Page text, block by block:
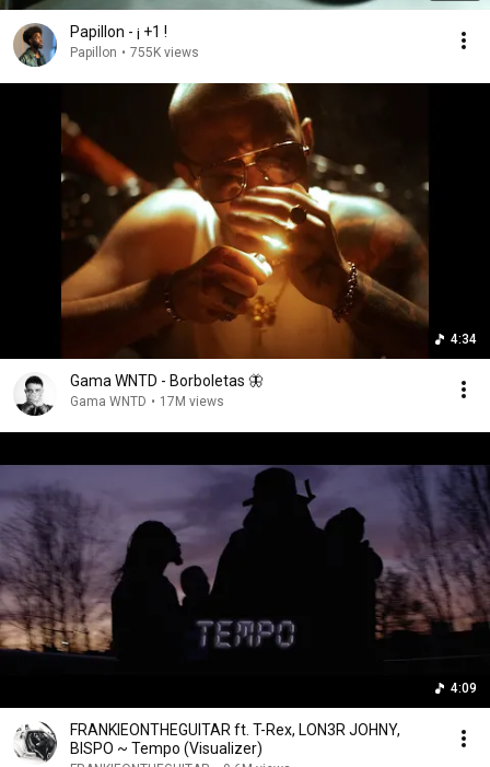
Papillon - ¡ +1 !
Papillon • 755K views
4:34
Gama WNTD - Borboletas 🦋
Gama WNTD • 17M views
4:09
FRANKIEONTHEGUITAR ft. T-Rex, LON3R JOHNY,
BISPO ~ Tempo (Visualizer)